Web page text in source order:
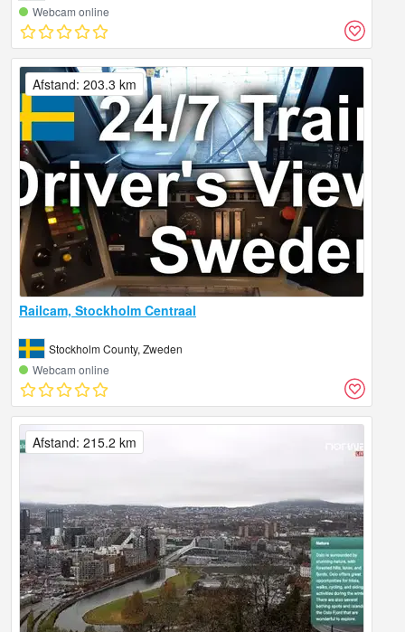
Webcam online
Railcam, Stockholm Centraal
Stockholm County, Zweden
Webcam online
Afstand: 203.3 km
Afstand: 215.2 km